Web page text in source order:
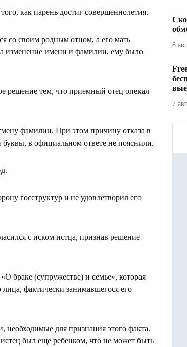
как парень достиг совершеннолетия.
со своим родным отцом, а его мать
изменение имени и фамилии, ему было
решение тем, что приемный отец опекал
фамилии. При этом причину отказа в
в официальном ответе не пояснили.
госструктур и не удовлетворил его
с иском истца, признав решение
браке (супружестве) и семье», которая
фактически занимавшегося его
для признания этого факта.
был еще ребенком, что не может быть
8
7